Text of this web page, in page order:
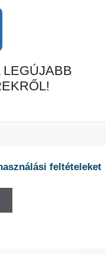
feltételeket